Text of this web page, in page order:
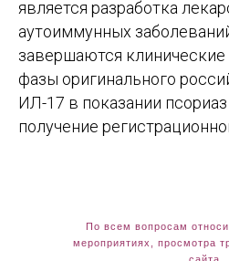
является разработка
аутоиммунных
завершаются клинические
фазы оригинального
ИЛ-17 в показании
получение
По всем вопросам
мероприятиях, просмотра